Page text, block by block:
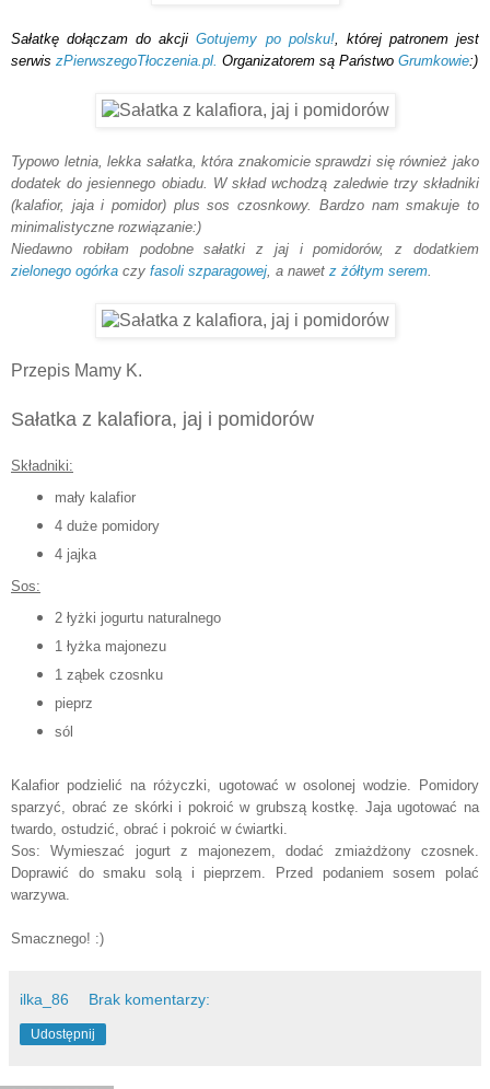
Sałatkę dołączam do akcjiGotujemy po polsku!, której patronem jest
serwis zPierwszegoTłoczenia.pl. Organizatorem są Państwo Grumkowie:)
Typowo letnia, lekka sałatka, która znakomicie sprawdzi się również jako
dodatek do jesiennego obiadu. W skład wchodzą zaledwie trzy składniki
(kalafior, jaja i pomidor) plus sos czosnkowy. Bardzo nam smakuje to
minimalistyczne rozwiązanie:)
Niedawno robiłam podobne sałatki z jaj i pomidorów, z dodatkiem
zielonego ogórka czy fasoli szparagowej, a nawet z żółtym serem.
Przepis Mamy K.
Sałatka z kalafiora, jaj i pomidorów
Składniki:
mały kalafior
4 duże pomidory
4 jajka
Sos:
2 łyżki jogurtu naturalnego
1 łyżka majonezu
1 ząbek czosnku
pieprz
sól
Kalafior podzielić na różyczki, ugotować w osolonej wodzie. Pomidory
sparzyć, obrać ze skórki i pokroić w grubszą kostkę. Jaja ugotować na
twardo, ostudzić, obrać i pokroić w ćwiartki.
Sos: Wymieszać jogurt z majonezem, dodać zmiażdżony czosnek.
Doprawić do smaku solą i pieprzem. Przed podaniem sosem polać
warzywa.
Smacznego! :)
ilka_86 Brak komentarzy:
Udostępnij